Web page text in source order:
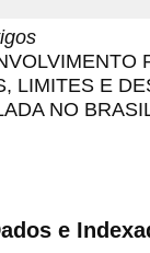
LIMITES E
NO
e